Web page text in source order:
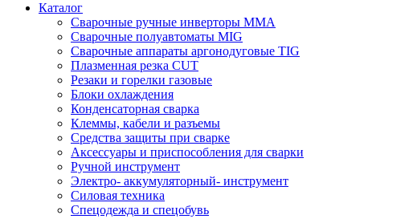
Каталог
Сварочные ручные инверторы MMA
Сварочные полуавтоматы MIG
Сварочные аппараты аргонодуговые TIG
Плазменная резка CUT
Резаки и горелки газовые
Блоки охлаждения
Конденсаторная сварка
Клеммы, кабели и разъемы
Средства защиты при сварке
Аксессуары и приспособления для сварки
Ручной инструмент
Электро- аккумуляторный- инструмент
Силовая техника
Спецодежда и спецобувь